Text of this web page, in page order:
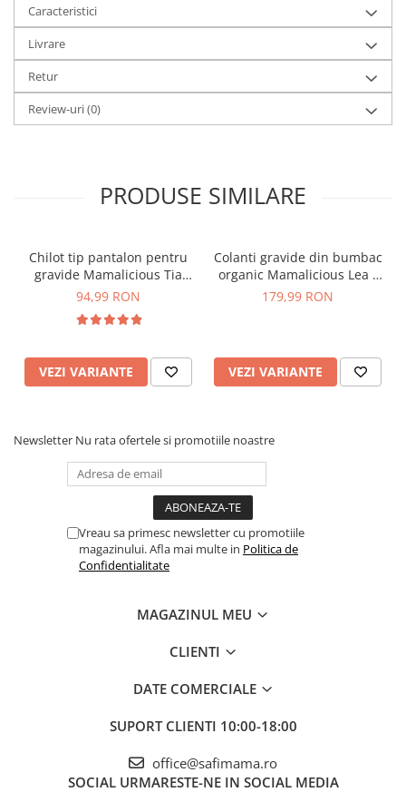
Pentru Gravide
pentru a ne
împărtăși părerea despre produseleSafimama.
Caracteristici
Livrare
Retur
Review-uri(0)
PRODUSE SIMILARE
Chilot tip pantalon pentru
gravide Mamalicious Tia
crem
94,99 RON
VEZI VARIANTE
Colanti gravide din bumbac
organic Mamalicious Lea -
set 2 bucati
179,99 RON
VEZI VARIANTE
Newsletter Nu rata ofertele si promotiile noastre
Vreau sa primesc newsletter cu promotiile
magazinului. Afla mai multe in Politica de
Confidentialitate
MAGAZINUL MEU
CLIENTI
DATE COMERCIALE
SUPORT CLIENTI 10:00-18:00
office@safimama.ro
SOCIAL URMARESTE-NE IN SOCIAL MEDIA